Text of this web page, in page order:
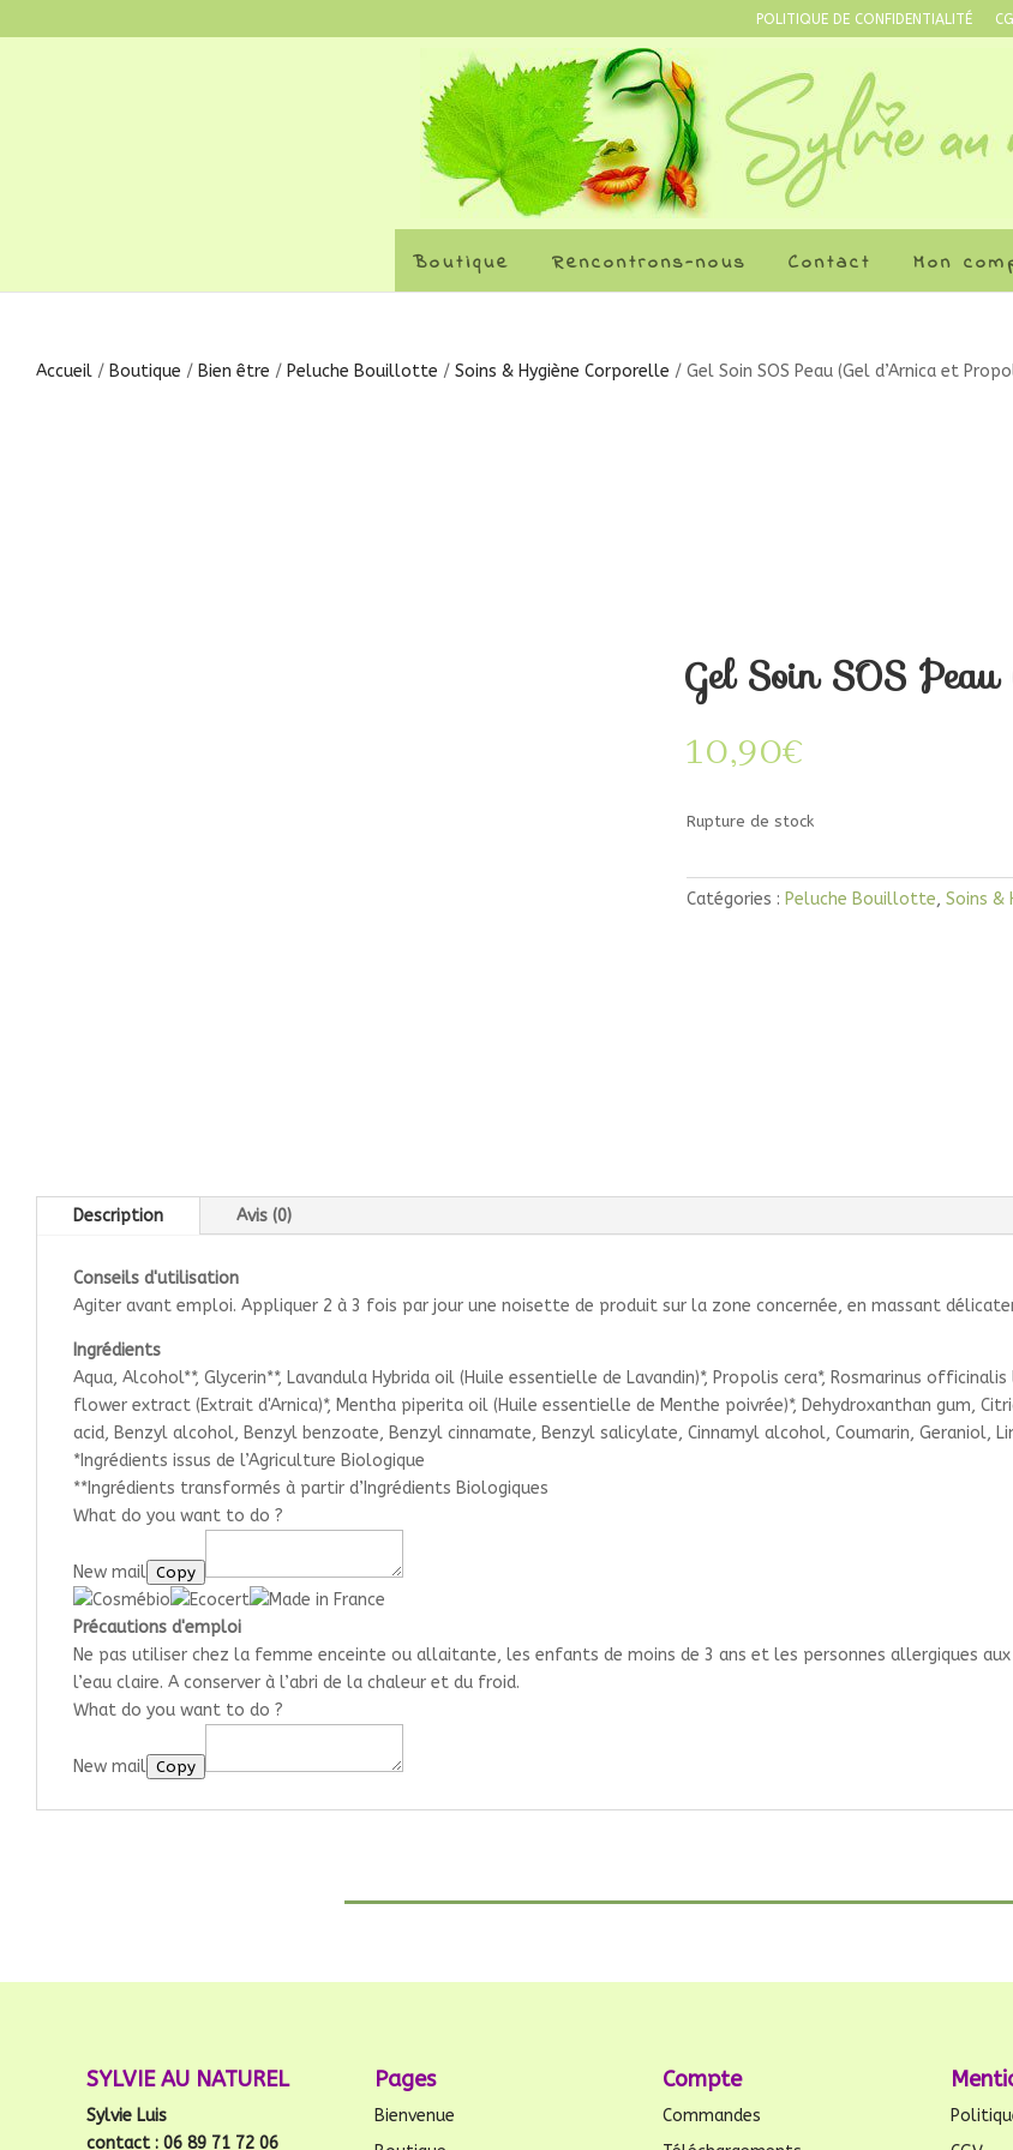
POLITIQUE DE CONFIDENTIALITÉ
Boutique Rencontrons-nous Contact Mon
Accueil / Boutique / Bien être / Peluche Bouillotte / Soins & Hygiène Corporelle / Gel Soin SOS Peau (Gel d’Arnica et
Gel Soin SOS
10,90€
Rupture de stock
Catégories : Peluche Bouillotte, Soins &
Description Avis (0)
Conseils d'utilisation
Agiter avant emploi. Appliquer 2 à 3 fois par jour une noisette de produit sur la zone concernée, en massant
Ingrédients
Aqua, Alcohol**, Glycerin**, Lavandula Hybrida oil (Huile essentielle de Lavandin)*, Propolis cera*, Rosmarinus
flower extract (Extrait d'Arnica)*, Mentha piperita oil (Huile essentielle de Menthe poivrée)*, Dehydroxanthan gum,
acid, Benzyl alcohol, Benzyl benzoate, Benzyl cinnamate, Benzyl salicylate, Cinnamyl alcohol, Coumarin, Geraniol,
*Ingrédients issus de l’Agriculture Biologique
**Ingrédients transformés à partir d’Ingrédients Biologiques
What do you want to do ?
New mail Copy
Précautions d'emploi
Ne pas utiliser chez la femme enceinte ou allaitante, les enfants de moins de 3 ans et les personnes allergiques
l’eau claire. A conserver à l’abri de la chaleur et du froid.
What do you want to do ?
New mail Copy
SYLVIE AU NATUREL
Sylvie Luis
contact : 06 89 71 72 06
Pages
Bienvenue
Compte
Commandes